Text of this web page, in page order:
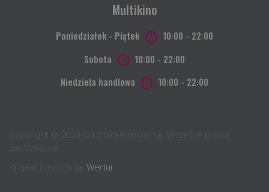
Multikino
Poniedziałek - Piątek
10:00 - 22:00
Sobota
10:00 - 22:00
Niedziela handlowa
10:00 - 22:00
Wertui